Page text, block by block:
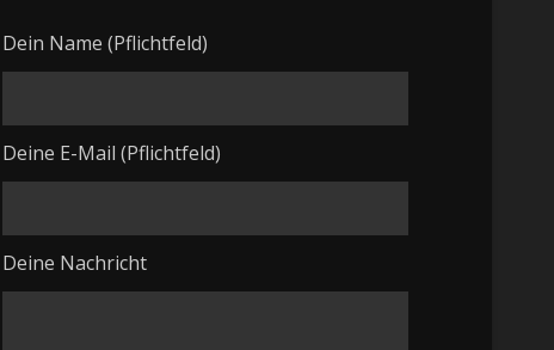
Dein Name (Pflichtfeld)
Deine E-Mail (Pflichtfeld)
Deine Nachricht